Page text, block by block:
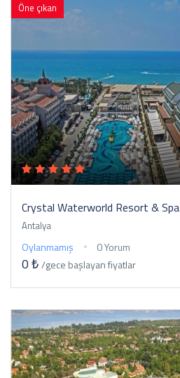
Öne çıkan
Crystal Waterworld Resort & Spa
Antalya
Oylanmamış 0 Yorum
0 ₺/gece başlayan fiyatlar